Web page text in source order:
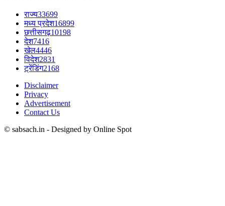
राज्य33699
मध्य प्रदेश16899
छत्तीसगढ़10198
देश7416
खेल4446
विदेश2831
ट्रेंडिंग2168
Disclaimer
Privacy
Advertisement
Contact Us
© sabsach.in - Designed by Online Spot